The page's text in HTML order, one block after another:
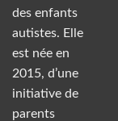
des enfants
autistes. Elle
est née en
2015, d’une
initiative de
parents